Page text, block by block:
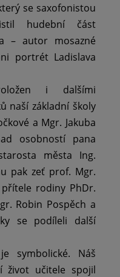
se saxofonistou
hudební část
– autor mosazné
portrét Ladislava
i dalšími
naší základní školy
a Mgr. Jakuba
osobností pana
města Ing.
pak zeť prof. Mgr.
přítele rodiny PhDr.
Robin Pospěch a
se podíleli další
symbolické. Náš
život učitele spojil